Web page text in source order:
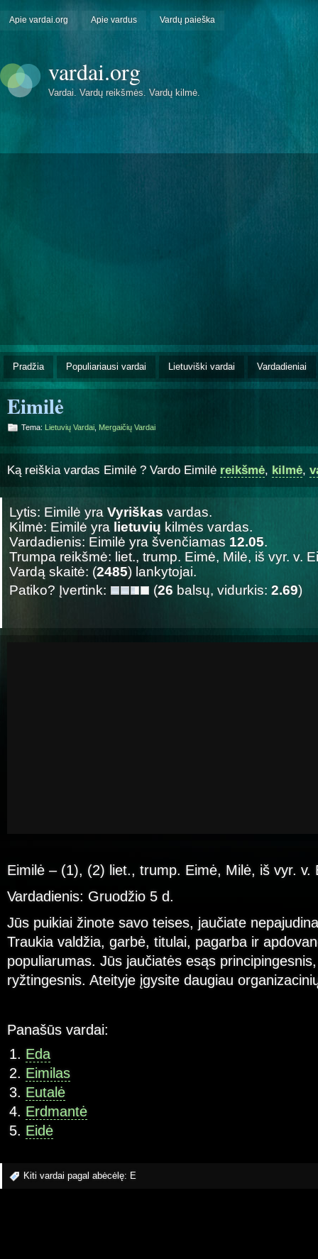
Apie vardai.org Apie vardus Vardų paieška
vardai.org
Vardai. Vardų reikšmės. Vardų kilmė.
Pradžia Populiariausi vardai Lietuviški vardai Vardadieniai
Eimilė
Tema: Lietuvių Vardai Mergaičių Vardai
Ką reiškia vardas Eimilė ? Vardo Eimilė reikšmė, kilmė,
Lytis: Eimilė yra Vyriškas vardas.
Kilmė: Eimilė yra lietuvių kilmės vardas.
Vardadienis: Eimilė yra švenčiamas 12.05.
Trumpa reikšmė: liet., trump. Eimė, Milė, iš vyr. v.
Vardą skaitė: (2485) lankytojai.
Patiko? Įvertink:
(26 balsų, vidurkis: 2.69)
Eimilė – (1), (2) liet., trump. Eimė, Milė, iš vyr. v.
Vardadienis: Gruodžio 5 d.
Jūs puikiai žinote savo teises, jaučiate
Traukia valdžia, garbė, titulai, pagarba ir
populiarumas. Jūs jaučiatės esąs
ryžtingesnis. Ateityje įgysite daugiau
Panašūs vardai:
Eda
Eimilas
Eutalė
Erdmantė
Eidė
Kiti vardai pagal abėcėlę: E